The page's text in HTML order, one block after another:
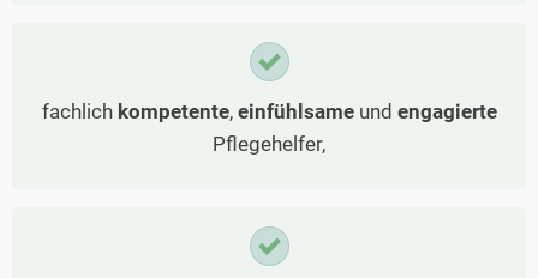
fachlich kompetente, einfühlsameund engagierte
Pflegehelfer,